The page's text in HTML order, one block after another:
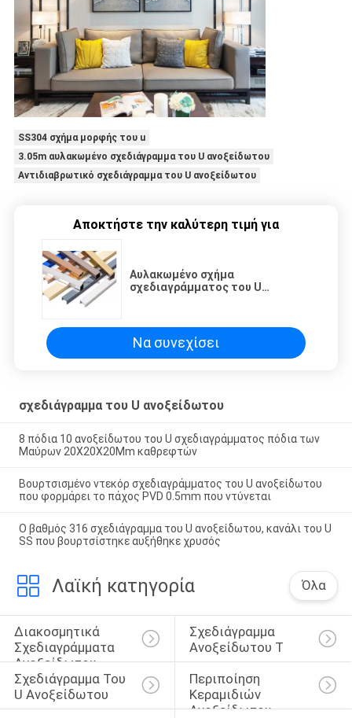
SS304 σχήμα μορφής του u
3.05m αυλακωμένο σχεδιάγραμμα του U ανοξείδωτου
Αντιδιαβρωτικό σχεδιάγραμμα του U ανοξείδωτου
Αποκτήστε την καλύτερη τιμή για
Αυλακωμένο σχήμα
σχεδιαγράμματος του U
Να συνεχίσει
σχεδιάγραμμα του U ανοξείδωτου
8 πόδια 10 ανοξείδωτου του U σχεδιαγράμματος πόδια των
Μαύρων 20X20X20Mm καθρεφτών
Βουρτσισμένο ντεκόρ σχεδιαγράμματος του U ανοξείδωτου
που φορμάρει το πάχος PVD 0.5mm που ντύνεται
Ο βαθμός 316 σχεδιάγραμμα του U ανοξείδωτου, κανάλι του U
SS που βουρτσίστηκε αυξήθηκε χρυσός
Λαϊκή κατηγορία Όλα
Διακοσμητικά
Σχεδιαγράμματα
Ανοξείδωτου
Σχεδιάγραμμα
Ανοξείδωτου Τ
Σχεδιάγραμμα Του
U Ανοξείδωτου
Περιποίηση
Κεραμιδιών
Ανοξείδωτου